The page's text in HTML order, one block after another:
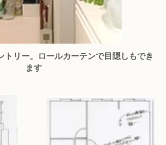
トリー。ロールカーテンで目隠しもでき
ます